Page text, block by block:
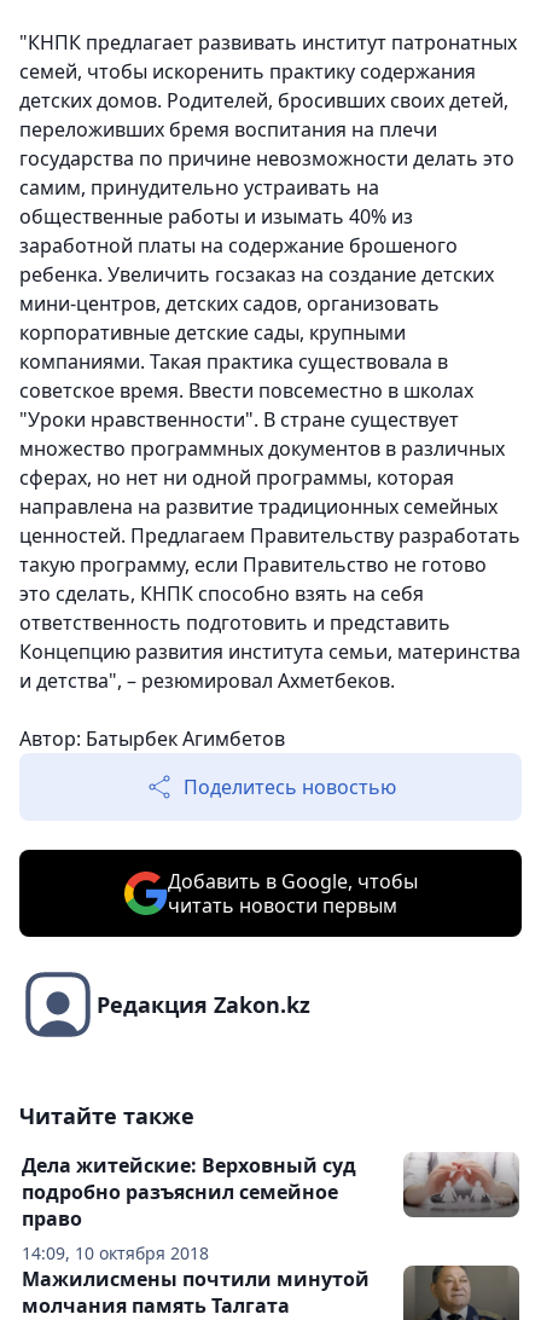
"КНПК предлагает развивать институт патронатных
семей, чтобы искоренить практику содержания
детских домов. Родителей, бросивших своих детей,
переложивших бремя воспитания на плечи
государства по причине невозможности делать это
самим, принудительно устраивать на
общественные работы и изымать 40% из
заработной платы на содержание брошеного
ребенка. Увеличить госзаказ на создание детских
мини-центров, детских садов, организовать
корпоративные детские сады, крупными
компаниями. Такая практика существовала в
советское время. Ввести повсеместно в школах
"Уроки нравственности". В стране существует
множество программных документов в различных
сферах, но нет ни одной программы, которая
направлена на развитие традиционных семейных
ценностей. Предлагаем Правительству разработать
такую программу, если Правительство не готово
это сделать, КНПК способно взять на себя
ответственность подготовить и представить
Концепцию развития института семьи, материнства
и детства", – резюмировал Ахметбеков.
Автор: Батырбек Агимбетов
Поделитесь новостью
Добавить в Google, чтобы
читать новости первым
Редакция Zakon.kz
Читайте также
14:09, 10 октября 2018
Дела житейские: Верховный суд
подробно разъяснил семейное
право
Мажилисмены почтили минутой
молчания память Талгата